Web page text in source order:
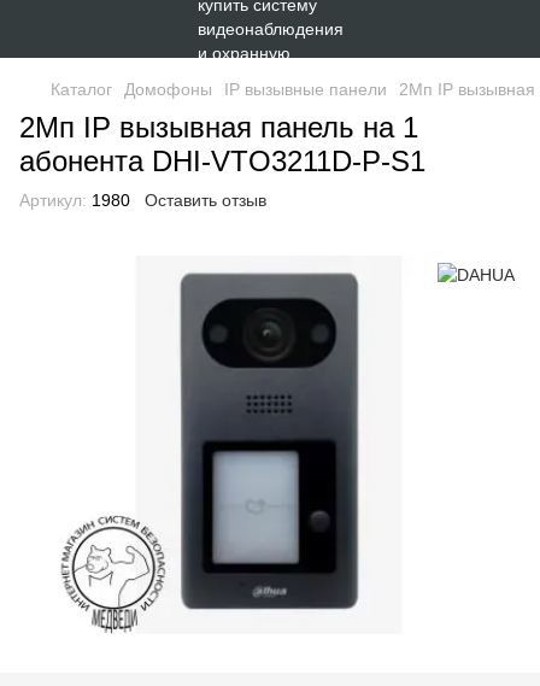
Каталог Домофоны IP вызывные панели 2Мп IP вызывная
2Мп IP вызывная панель на 1
абонента DHI-VTO3211D-P-S1
Артикул: 1980 Оставить отзыв